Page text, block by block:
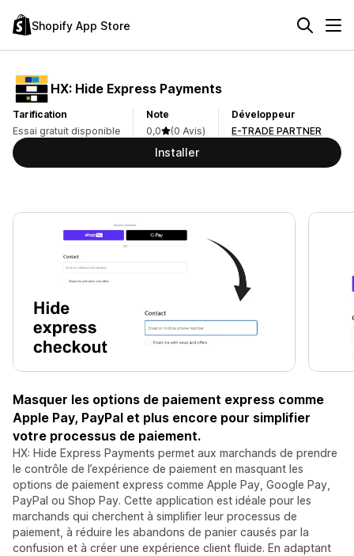
Shopify App Store
HX: Hide Express Payments
Tarification
Essai gratuit disponible
Note
0,0
(0 Avis)
Développeur
E-TRADE PARTNER
Installer
Masquer les options de paiement express comme
Apple Pay, PayPal et plus encore pour simplifier
votre processus de paiement.
HX: Hide Express Payments permet aux marchands de prendre
le contrôle de l’expérience de paiement en masquant les
options de paiement express comme Apple Pay, Google Pay,
PayPal ou Shop Pay. Cette application est idéale pour les
marchands qui cherchent à simplifier leur processus de
paiement, à réduire les abandons de panier causés par la
confusion et à créer une expérience client fluide. En adaptant